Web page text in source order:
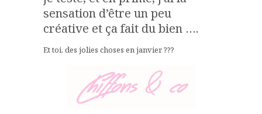
sensation d’être un peu
créative et ça fait du bien ….
Et toi, des jolies choses en janvier ???